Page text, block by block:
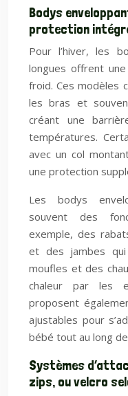
Bodys
protection
Pour l’hiver, les
longues offrent
froid. Ces modèles
les bras et
créant une
températures.
avec un col
une protection
Les bodys
souvent des
exemple, des
et des jambes
moufles et des
chaleur par les
proposent
ajustables pour
bébé tout au long
Systèmes
zips, ou velcro